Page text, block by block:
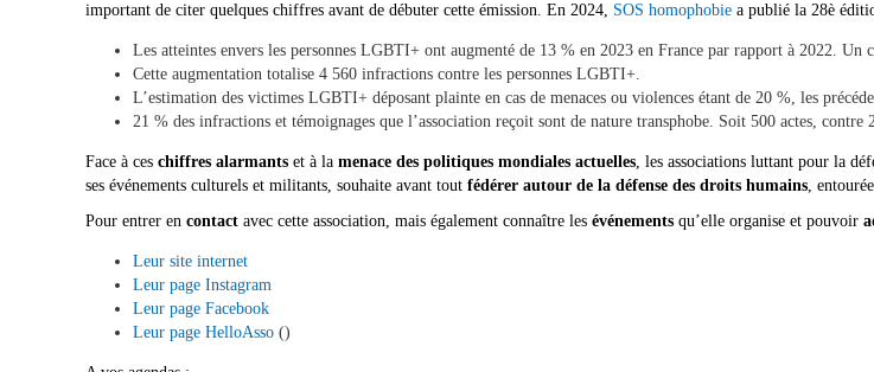
important de citer quelques chiffres avant de débuter cette émission. En 2024, SOS homophobie a publié la 28è
Les atteintes envers les personnes LGBTI+ ont augmenté de 13 % en 2023 en France par rapport à 2022.
Cette augmentation totalise 4 560 infractions contre les personnes LGBTI+.
L’estimation des victimes LGBTI+ déposant plainte en cas de menaces ou violences étant de 20 %, les
21 % des infractions et témoignages que l’association reçoit sont de nature transphobe. Soit 500 actes, contre
Face à ces chiffres alarmants et à la menace des politiques mondiales actuelles, les associations luttant pour la
ses événements culturels et militants, souhaite avant tout fédérer autour de la défense des droits humains,
Pour entrer en contact avec cette association, mais également connaître les événements qu’elle organise et pouvoir
Leur site internet
Leur page Instagram
Leur page Facebook
Leur page HelloAsso ()